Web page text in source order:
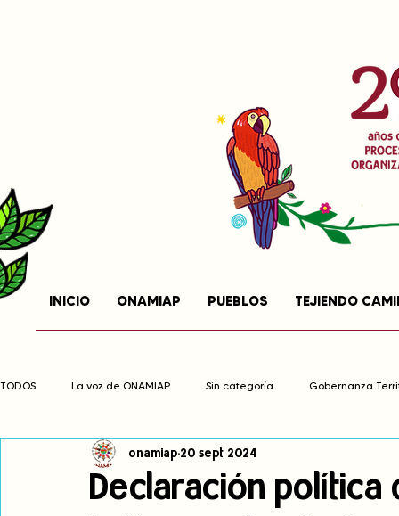
INICIO ONAMIAP PUEBLOS TEJIENDO
TODOS La voz de ONAMIAP Sin categoría Gobernanza
Cambio climático Navegador indígena
Declaración política
onamiap 20 sept 2024